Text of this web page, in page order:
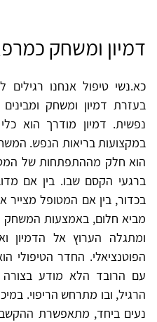
דמיון ומשחק
כא.נשי טיפול אנחנו רגילים
בעזרת דמיון ומשחק
נפשית. דמיון מודרך הוא
במקצועות בריאות הנפש.
הוא חלק מההתפתחות של
ברגעי הקסם שבו. בין אם
בכדור, בין אם המטופל מצייר
מביא חלום, באמצעות
ומתגלה הערוץ אל
הפוטנציאלי. החדר הטיפולי
עם הרובד הלא מודע
הרגיל, ובו מתרחש הריפוי.
נעים ביחד, מתאפשרת